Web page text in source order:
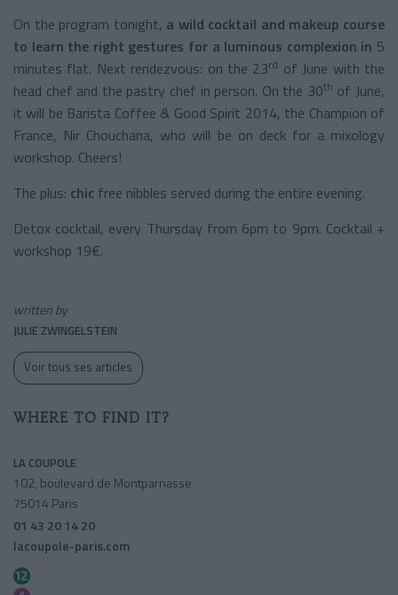
On the program tonight, a wild cocktail and makeup course
to learn the right gestures for a luminous complexion in 5
minutes flat. Next rendezvous: on the 23rd of June with the
head chef and the pastry chef in person. On the 30th of June,
it will be Barista Coffee & Good Spirit 2014, the Champion of
France, Nir Chouchana, who will be on deck for a mixology
workshop. Cheers!
The plus: chic free nibbles served during the entire evening.
Detox cocktail, every Thursday from 6pm to 9pm. Cocktail +
workshop 19€.
written by
JULIE ZWINGELSTEIN
Voir tous ses articles
WHERE TO FIND IT?
LA COUPOLE
102, boulevard de Montparnasse
75014 Paris
01 43 20 14 20
lacoupole-paris.com